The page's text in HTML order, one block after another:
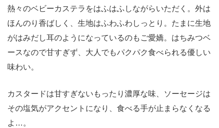
熱々のベビーカステラをはふはふしながらいただく。外は
ほんのり香ばしく、生地はふわふわしっとり。たまに生地
がはみだし耳のようになっているのもご愛嬌。はちみつベ
ースなので甘すぎず、大人でもパクパク食べられる優しい
味わい。
カスタードは甘すぎないもったり濃厚な味、ソーセージは
その塩気がアクセントになり、食べる手が止まらなくなる
よ…。